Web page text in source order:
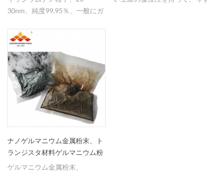
30nm、純度99.95％、一般にガ
る。
ナノゲルマニウム金属粉末、ト
ランジスタ材料ゲルマニウム粉
末
ゲルマニウム金属粉末、